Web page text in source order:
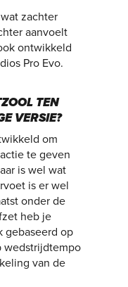
zachter
aanvoelt
ontwikkeld
Pro Evo.
TEN
VERSIE?
om
te geven
is wel wat
is er wel
onder de
heb je
gebaseerd op
wedstrijdtempo
van de